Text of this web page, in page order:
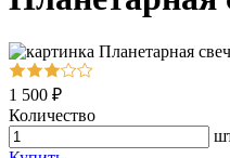
1 500 ₽
Количество